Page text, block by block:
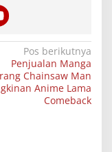
Pos berikutnya
Penjualan Manga
Chainsaw Man
Anime Lama
Comeback